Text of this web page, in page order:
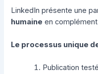
LinkedIn présente une
humaine en
Le processus unique
Publication